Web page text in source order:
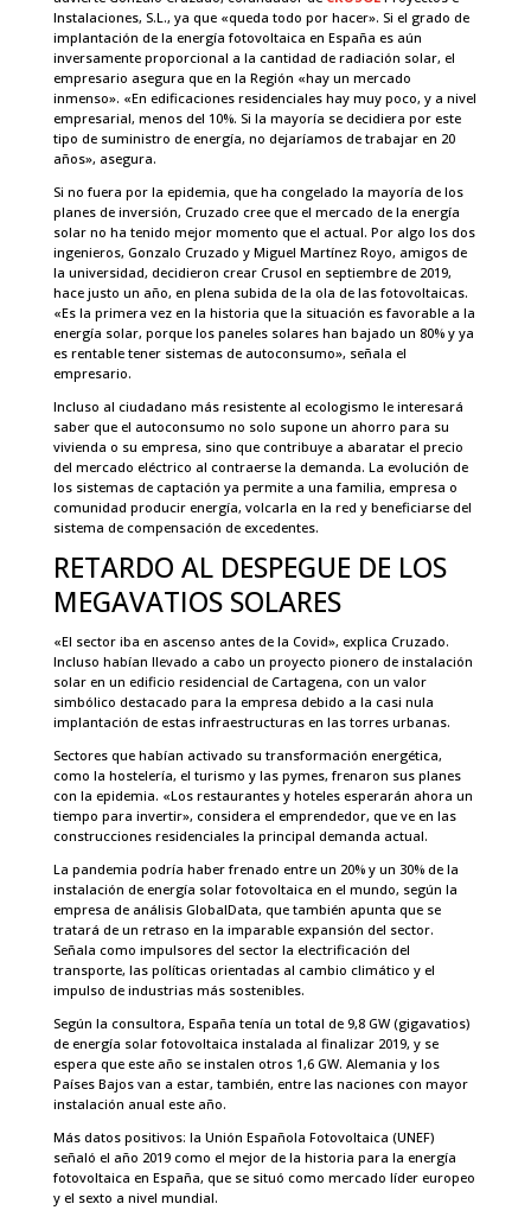
Instalaciones, S.L., ya que «queda todo por hacer». Si el grado de
implantación de la energía fotovoltaica en España es aún
inversamente proporcional a la cantidad de radiación solar, el
empresario asegura que en la Región «hay un mercado
inmenso». «En edificaciones residenciales hay muy poco, y a nivel
empresarial, menos del 10%. Si la mayoría se decidiera por este
tipo de suministro de energía, no dejaríamos de trabajar en 20
años», asegura.
Si no fuera por la epidemia, que ha congelado la mayoría de los
planes de inversión, Cruzado cree que el mercado de la energía
solar no ha tenido mejor momento que el actual. Por algo los dos
ingenieros, Gonzalo Cruzado y Miguel Martínez Royo, amigos de
la universidad, decidieron crear Crusol en septiembre de 2019,
hace justo un año, en plena subida de la ola de las fotovoltaicas.
«Es la primera vez en la historia que la situación es favorable a la
energía solar, porque los paneles solares han bajado un 80% y ya
es rentable tener sistemas de autoconsumo», señala el
empresario.
Incluso al ciudadano más resistente al ecologismo le interesará
saber que el autoconsumo no solo supone un ahorro para su
vivienda o su empresa, sino que contribuye a abaratar el precio
del mercado eléctrico al contraerse la demanda. La evolución de
los sistemas de captación ya permite a una familia, empresa o
comunidad producir energía, volcarla en la red y beneficiarse del
sistema de compensación de excedentes.
RETARDO AL DESPEGUE DE LOS
MEGAVATIOS SOLARES
«El sector iba en ascenso antes de la Covid», explica Cruzado.
Incluso habían llevado a cabo un proyecto pionero de instalación
solar en un edificio residencial de Cartagena, con un valor
simbólico destacado para la empresa debido a la casi nula
implantación de estas infraestructuras en las torres urbanas.
Sectores que habían activado su transformación energética,
como la hostelería, el turismo y las pymes, frenaron sus planes
con la epidemia. «Los restaurantes y hoteles esperarán ahora un
tiempo para invertir», considera el emprendedor, que ve en las
construcciones residenciales la principal demanda actual.
La pandemia podría haber frenado entre un 20% y un 30% de la
instalación de energía solar fotovoltaica en el mundo, según la
empresa de análisis GlobalData, que también apunta que se
tratará de un retraso en la imparable expansión del sector.
Señala como impulsores del sector la electrificación del
transporte, las políticas orientadas al cambio climático y el
impulso de industrias más sostenibles.
Según la consultora, España tenía un total de 9,8 GW (gigavatios)
de energía solar fotovoltaica instalada al finalizar 2019, y se
espera que este año se instalen otros 1,6 GW. Alemania y los
Países Bajos van a estar, también, entre las naciones con mayor
instalación anual este año.
Más datos positivos: la Unión Española Fotovoltaica (UNEF)
señaló el año 2019 como el mejor de la historia para la energía
fotovoltaica en España, que se situó como mercado líder europeo
y el sexto a nivel mundial.